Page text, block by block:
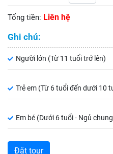
Tổng tiền: Liên hệ
Ghi chú:
Người lớn (Từ 11 tuổi trở lên)
Trẻ em (Từ 6 tuổi đến dưới 10
Em bé (Dưới 6 tuổi - Ngủ